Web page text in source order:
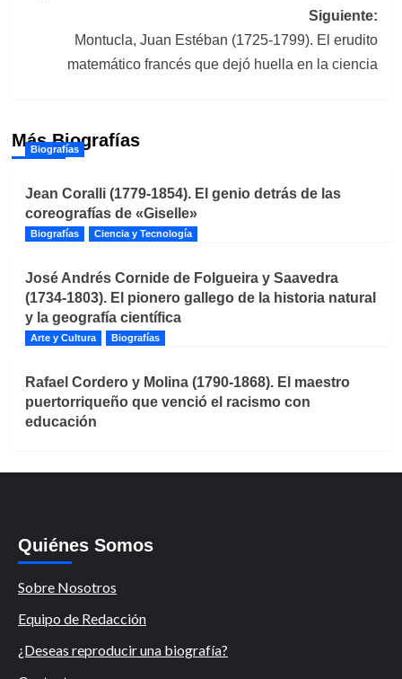
Siguiente:
Montucla, Juan Estéban (1725-1799). El erudito
matemático francés que dejó huella en la ciencia
Más Biografías
Biografías
Jean Coralli (1779-1854). El genio detrás de las
coreografías de «Giselle»
Biografías Ciencia y Tecnología
José Andrés Cornide de Folgueira y Saavedra
(1734-1803). El pionero gallego de la historia natural
y la geografía científica
Arte y Cultura Biografías
Rafael Cordero y Molina (1790-1868). El maestro
puertorriqueño que venció el racismo con
educación
Quiénes Somos
Sobre Nosotros
Equipo de Redacción
¿Deseas reproducir una biografía?